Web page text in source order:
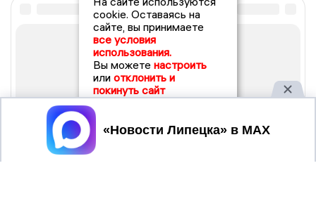
cookie. Оставаясь на
сайте, вы принимаете
все условия
использования.
Вы можете настроить
или отклонить и
покинуть сайт
Принять